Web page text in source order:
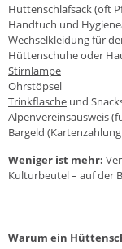
Hüttenschlafsack (oft
Handtuch und
Wechselkleidung für
Hüttenschuhe oder
Stirnlampe
Ohrstöpsel
Trinkflasche und
Alpenvereinsausweis
Bargeld
Weniger ist mehr:
Kulturbeutel – auf der
Warum ein